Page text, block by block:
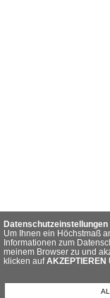
Datenschutzeinstellungen
Um Ihnen ein Höchstmaß
Informationen zum
meinem Browser zu und
klicken aufAKZEPTIEREN